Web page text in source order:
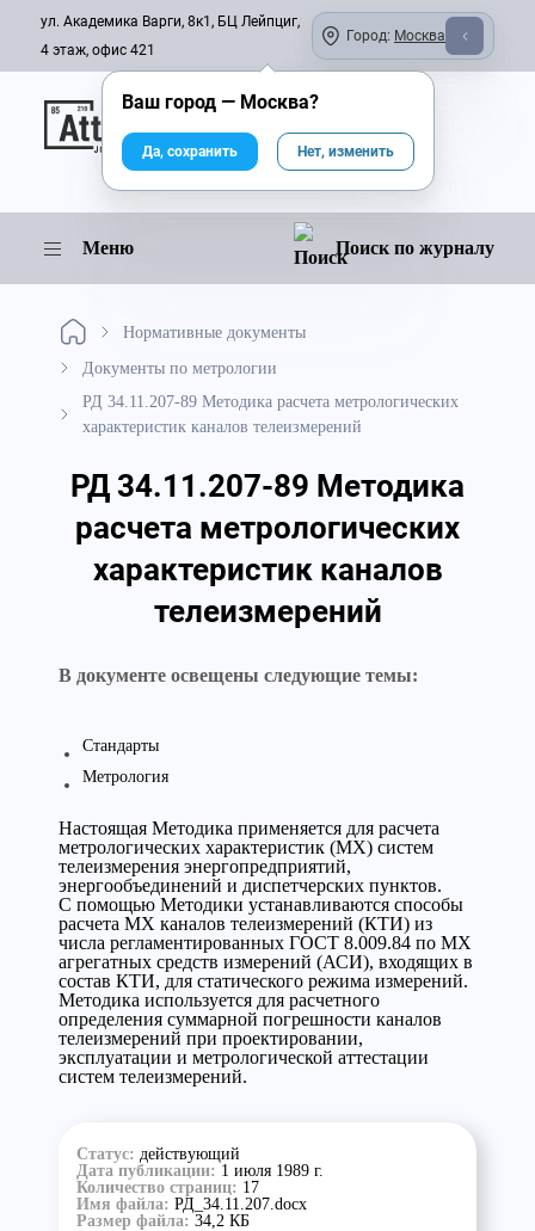
ул. Академика Варги, 8к1, БЦ Лейпциг,
4 этаж, офис 421
Город: Москва
Онлайн-журнал
Меню Поиск по журналу
Нормативные документы
Документы по метрологии
РД 34.11.207-89 Методика расчета метрологических
характеристик каналов телеизмерений
РД 34.11.207-89 Методика
расчета метрологических
характеристик каналов
телеизмерений
В документе освещены следующие темы:
Стандарты
Метрология
Настоящая Методика применяется для расчета
метрологических характеристик (MX) систем
телеизмерения энергопредприятий,
энергообъединений и диспетчерских пунктов.
С помощью Методики устанавливаются способы
расчета MX каналов телеизмерений (КТИ) из
числа регламентированных ГОСТ 8.009.84 по MX
агрегатных средств измерений (АСИ), входящих в
состав КТИ, для статического режима измерений.
Методика используется для расчетного
определения суммарной погрешности каналов
телеизмерений при проектировании,
эксплуатации и метрологической аттестации
систем телеизмерений.
Статус: действующий
Дата публикации: 1 июля 1989 г.
Количество страниц: 17
Имя файла: РД_34.11.207.docx
Размер файла: 34,2 КБ
Ваш город — Москва?
Да, сохранить Нет, изменить